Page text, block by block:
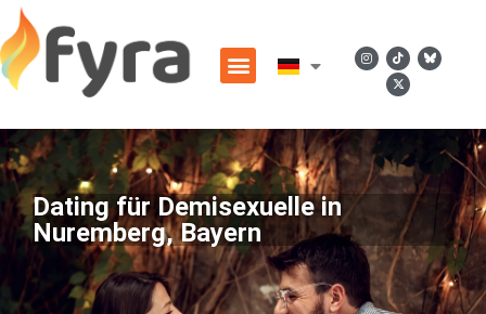
Dating für Demisexuelle in
Nuremberg, Bayern